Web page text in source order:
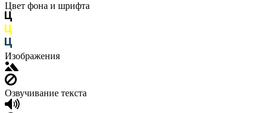
Цвет фона и шрифта
Изображения
Озвучивание текста